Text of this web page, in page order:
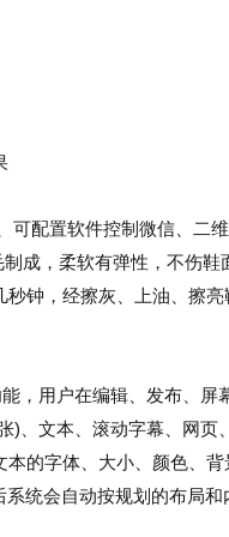
可配置软件控制微信、二
成，柔软有弹性，不伤
钟，经擦灰、上油、擦
，用户在编辑、发布、
)、文本、滚动字幕、网
的字体、大小、颜色、
统会自动按规划的布局和